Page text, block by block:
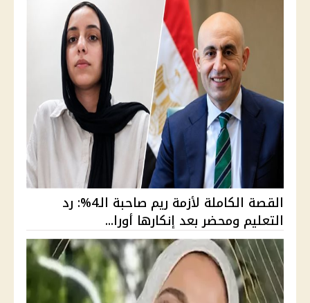
القصة الكاملة لأزمة ريم صاحبة الـ4%: رد
التعليم ومحضر بعد إنكارها أورا...